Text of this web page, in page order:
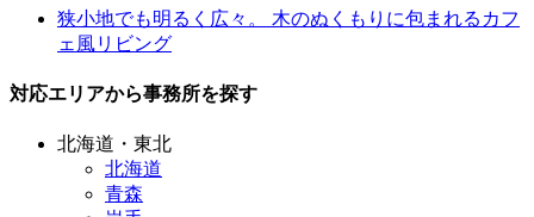
狭小地でも明るく広々。 木のぬくもりに包まれるカフ
ェ風リビング
対応エリアから事務所を探す
北海道・東北
北海道
青森